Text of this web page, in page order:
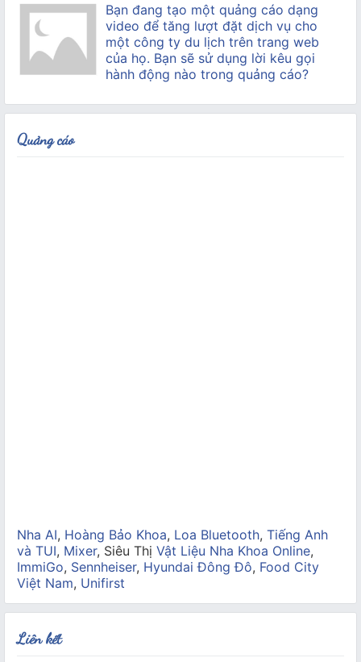
Bạn đang tạo một quảng cáo dạng
video để tăng lượt đặt dịch vụ cho
một công ty du lịch trên trang web
của họ. Bạn sẽ sử dụng lời kêu gọi
hành động nào trong quảng cáo?
Quảng cáo
Nha AI, Hoàng Bảo Khoa, Loa Bluetooth, Tiếng Anh
và TUI, Mixer, Siêu Thị Vật Liệu Nha Khoa Online,
ImmiGo, Sennheiser, Hyundai Đông Đô, Food City
Việt Nam, Unifirst
Liên kết